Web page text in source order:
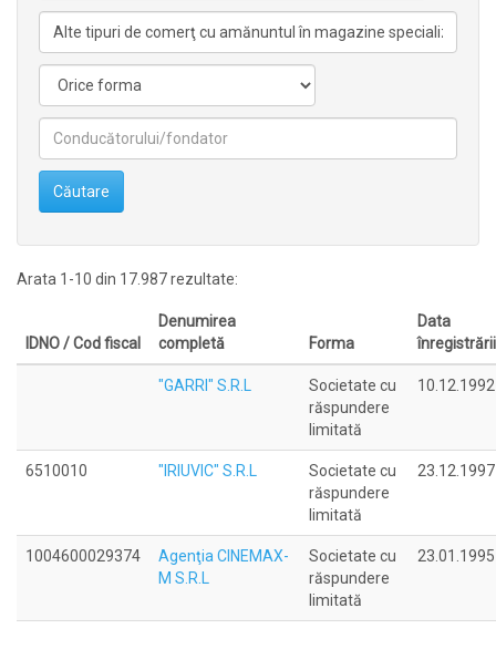
nelicentiata
Căutare
Arata 1-10 din 17.987 rezultate:
IDNO / Cod fiscal
Denumirea
completă
Forma
Data
înregistrării
"GARRI" S.R.L
Societate cu
răspundere
limitată
10.12.1992
6510010 "IRIUVIC" S.R.L
Societate cu
răspundere
limitată
23.12.1997
1004600029374
Agenţia CINEMAX-
M S.R.L
Societate cu
răspundere
limitată
23.01.1995